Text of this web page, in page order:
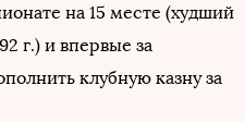
на 15 месте (худший
г.) и впервые за
клубную казну за